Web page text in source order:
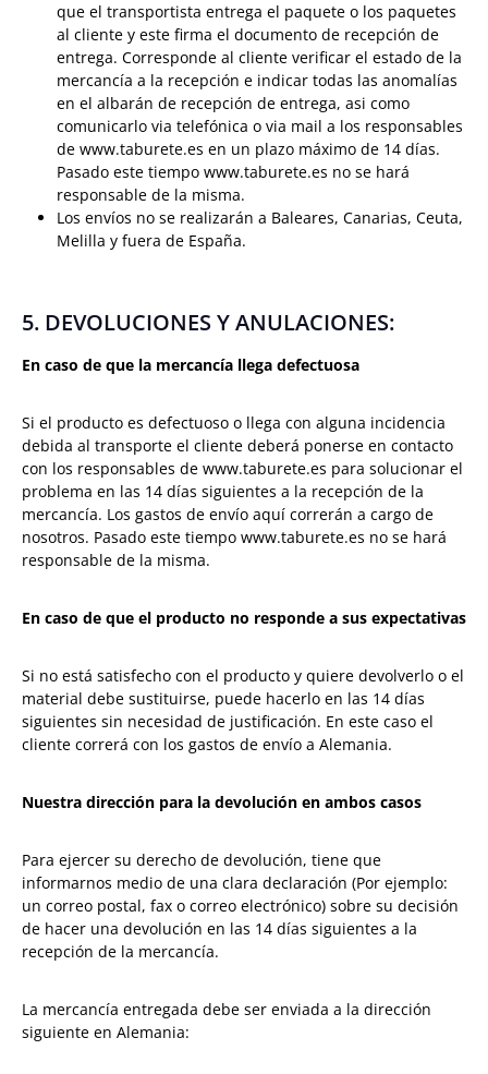
que el transportista entrega el paquete o los paquetes
al cliente y este firma el documento de recepción de
entrega. Corresponde al cliente verificar el estado de la
mercancía a la recepción e indicar todas las anomalías
en el albarán de recepción de entrega, asi como
comunicarlo via telefónica o via mail a los responsables
de www.taburete.es en un plazo máximo de 14 días.
Pasado este tiempo www.taburete.es no se hará
responsable de la misma.
Los envíos no se realizarán a Baleares, Canarias, Ceuta,
Melilla y fuera de España.
5. DEVOLUCIONES Y ANULACIONES:
En caso de que la mercancía llega defectuosa
Si el producto es defectuoso o llega con alguna incidencia
debida al transporte el cliente deberá ponerse en contacto
con los responsables de www.taburete.es para solucionar el
problema en las 14 días siguientes a la recepción de la
mercancía. Los gastos de envío aquí correrán a cargo de
nosotros. Pasado este tiempo www.taburete.es no se hará
responsable de la misma.
En caso de que el producto no responde a sus expectativas
Si no está satisfecho con el producto y quiere devolverlo o el
material debe sustituirse, puede hacerlo en las 14 días
siguientes sin necesidad de justificación. En este caso el
cliente correrá con los gastos de envío a Alemania.
Nuestra dirección para la devolución en ambos casos
Para ejercer su derecho de devolución, tiene que
informarnos medio de una clara declaración (Por ejemplo:
un correo postal, fax o correo electrónico) sobre su decisión
de hacer una devolución en las 14 días siguientes a la
recepción de la mercancía.
La mercancía entregada debe ser enviada a la dirección
siguiente en Alemania: